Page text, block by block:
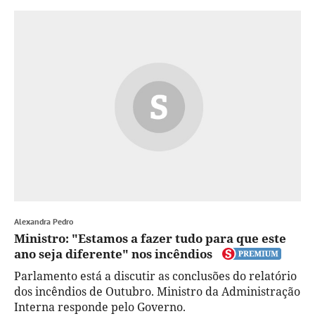
Alexandra Pedro
Ministro: "Estamos a fazer tudo para que este
ano seja diferente" nos incêndios
Parlamento está a discutir as conclusões do relatório
dos incêndios de Outubro. Ministro da Administração
Interna responde pelo Governo.